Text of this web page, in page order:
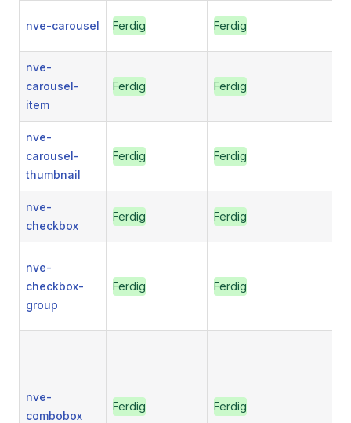
nve-carousel Ferdig Ferdig
nve-
carousel-
item
Ferdig Ferdig
nve-
carousel-
thumbnail
Ferdig Ferdig
nve-
checkbox
Ferdig Ferdig
nve-
checkbox-
group
Ferdig Ferdig
nve-
combobox
Ferdig Ferdig